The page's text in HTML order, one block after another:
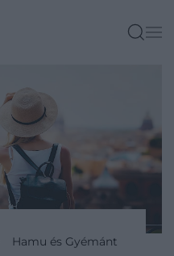
Hamu és Gyémánt